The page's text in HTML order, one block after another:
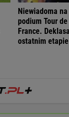
Niewiadoma na
podium Tour de
France.
ostatnim etapie